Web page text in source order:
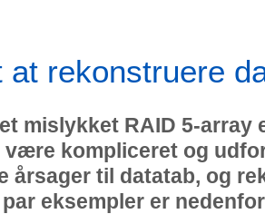
at rekonstruere
mislykket RAID 5-array
kompliceret og
årsager til datatab, og
eksempler er